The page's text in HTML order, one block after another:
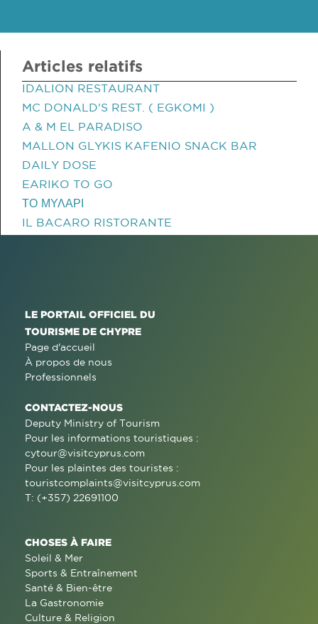
Articles relatifs
IDALION RESTAURANT
MC DONALD'S REST. ( EGKOMI )
A & M EL PARADISO
MALLON GLYKIS KAFENIO SNACK BAR
DAILY DOSE
EARIKO TO GO
ΤΟ ΜΥΛΑΡΙ
IL BACARO RISTORANTE
LE PORTAIL OFFICIEL DU
TOURISME DE CHYPRE
Page d'accueil
À propos de nous
Professionnels
CONTACTEZ-NOUS
Deputy Ministry of Tourism
Pour les informations touristiques :
cytour@visitcyprus.com
Pour les plaintes des touristes :
touristcomplaints@visitcyprus.com
T: (+357) 22691100
CHOSES À FAIRE
Soleil & Mer
Sports & Entraînement
Santé & Bien-être
La Gastronomie
Culture & Religion